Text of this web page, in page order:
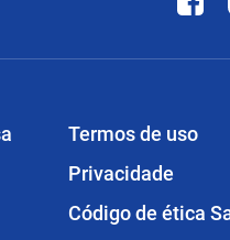
Termos de uso
Privacidade
Código de ética